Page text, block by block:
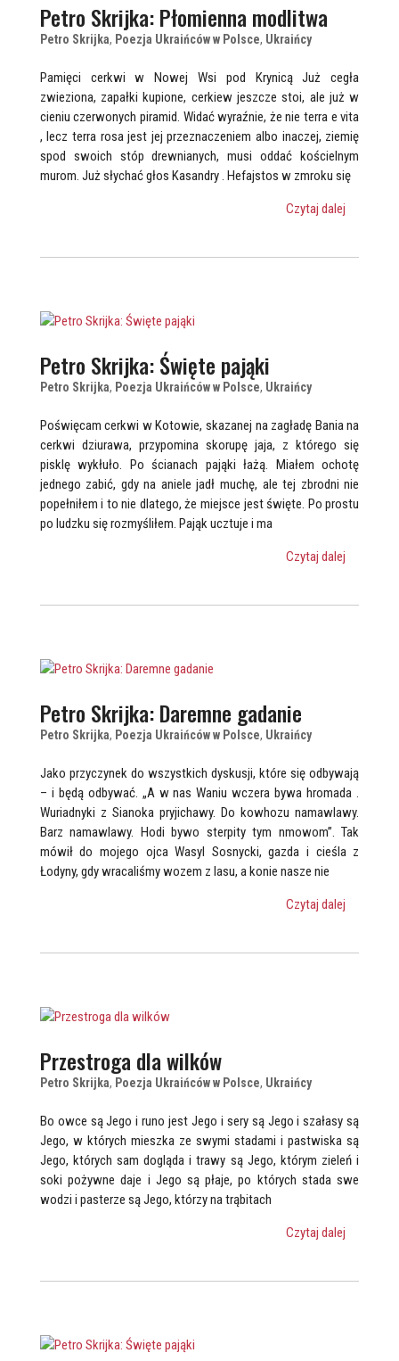
Petro Skrijka: Płomienna modlitwa
Petro Skrijka, Poezja Ukraińców w Polsce, Ukraińcy
Pamięci cerkwi w Nowej Wsi pod Krynicą Już cegła
zwieziona, zapałki kupione, cerkiew jeszcze stoi, ale już w
cieniu czerwonych piramid. Widać wyraźnie, że nie terra e vita
, lecz terra rosa jest jej przeznaczeniem albo inaczej, ziemię
spod swoich stóp drewnianych, musi oddać kościelnym
murom. Już słychać głos Kasandry . Hefajstos w zmroku się
Czytaj dalej
Petro Skrijka: Święte pająki
Petro Skrijka, Poezja Ukraińców w Polsce, Ukraińcy
Poświęcam cerkwi w Kotowie, skazanej na zagładę Bania na
cerkwi dziurawa, przypomina skorupę jaja, z którego się
pisklę wykłuło. Po ścianach pająki łażą. Miałem ochotę
jednego zabić, gdy na aniele jadł muchę, ale tej zbrodni nie
popełniłem i to nie dlatego, że miejsce jest święte. Po prostu
po ludzku się rozmyśliłem. Pająk ucztuje i ma
Czytaj dalej
Petro Skrijka: Daremne gadanie
Petro Skrijka, Poezja Ukraińców w Polsce, Ukraińcy
Jako przyczynek do wszystkich dyskusji, które się odbywają
– i będą odbywać. „A w nas Waniu wczera bywa hromada .
Wuriadnyki z Sianoka pryjichawy. Do kowhozu namawlawy.
Barz namawlawy. Hodi bywo sterpity tym nmowom”. Tak
mówił do mojego ojca Wasyl Sosnycki, gazda i cieśla z
Łodyny, gdy wracaliśmy wozem z lasu, a konie nasze nie
Czytaj dalej
Przestroga dla wilków
Petro Skrijka, Poezja Ukraińców w Polsce, Ukraińcy
Bo owce są Jego i runo jest Jego i sery są Jego i szałasy są
Jego, w których mieszka ze swymi stadami i pastwiska są
Jego, których sam dogląda i trawy są Jego, którym zieleń i
soki pożywne daje i Jego są płaje, po których stada swe
wodzi i pasterze są Jego, którzy na trąbitach
Czytaj dalej